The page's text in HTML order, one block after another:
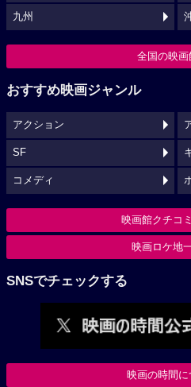
九州
全国の映画
おすすめ映画ジャンル
アクション
SF
コメディ
映画館クチコ
映画ロケ地
SNSでチェックする
映画の時間に